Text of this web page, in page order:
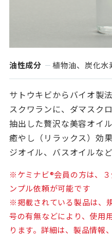
油性成分 植物油、炭化水
サトウキビからバイオ製
スクワランに、ダマスク
抽出した贅沢な美容オイ
癒やし（リラックス）効
ジオイル、バスオイルな
※ケミナビ®会員の方は、
ンプル依頼が可能です
※掲載されている製品は、
号の有無などにより、使用
ります。詳細は、製品情報